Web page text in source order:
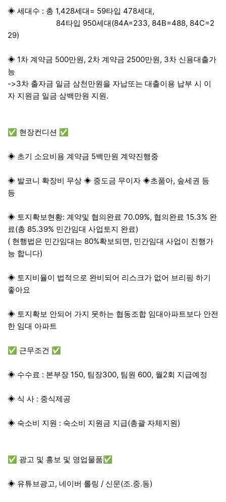
◈ 세대수 : 총 1,428세대= 59타입 478세대,
84타입 950세대(84A=233, 84B=488, 84C=2
29)
◈ 1차 계약금 500만원, 2차 계약금 2500만원, 3차 신용대출가
능
->3차 출자금 일금 삼천만원을 자납또는 대출이용 납부 시 이
자 지원금 일금 삼백만원 지원.
✅ 현장컨디션 ✅
◈ 초기 소요비용 계약금 5백만원 계약진행중
◈ 발코니 확장비 무상 ◈ 중도금 무이자 ◈초품아, 숲세권 등
등
◈ 토지확보현황: 계약및 협의완료 70.09%, 협의완료 15.3% 완
료(총 85.39% 민간임대 사업토지 완료)
( 현행법은 민간임대는 80%확보되면, 민간임대 사업이 진행가
능 합니다)
◈ 토지비율이 법적으로 완비되어 리스크가 없어 브리핑 하기
좋아요
◈ 토지확보 안되어 가지 못하는 협동조합 임대아파트보다 안전
한 임대 아파트
✅ 근무조건 ✅
◈ 수수료 : 본부장 150, 팀장300, 팀원 600, 월2회 지급예정
◈ 식 사 : 중식제공
◈ 숙소비 지원 : 숙소비 지원금 지급(총괄 자체지원)
✅ 광고 및 홍보 및 영업물품✅
◈ 유튜브광고, 네이버 롤링 / 신문(조.중.동)